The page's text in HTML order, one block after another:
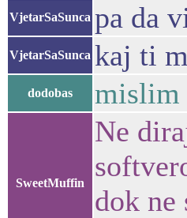
VjetarSaSunca pa da
VjetarSaSunca kaj ti
dodobas mislim
SweetMuffin
Ne
dok ne